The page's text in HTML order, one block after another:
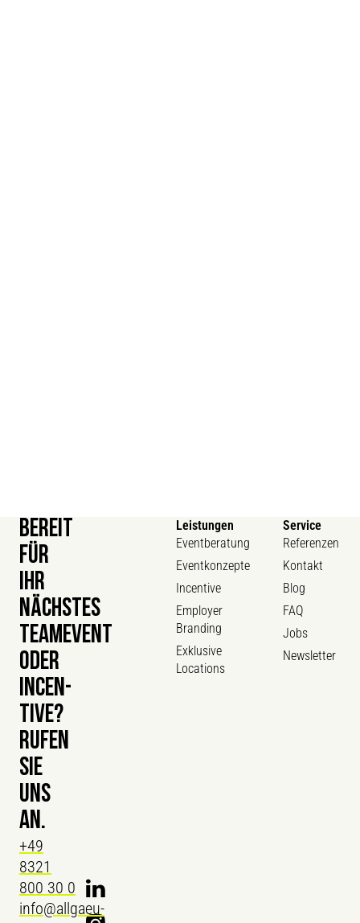
Leistungen
Eventberatung
Eventkonzepte
Incentive
Employer
Branding
Exklusive
Locations
Service
Referenzen
Kontakt
Blog
FAQ
Jobs
Newsletter
BEREIT
FÜR
IHR
NÄCHSTES
TEAMEVENT
ODER
INCEN­
TIVE?
RUFEN
SIE
UNS
AN.
+49
8321
800 30 0
info@allgaeu-